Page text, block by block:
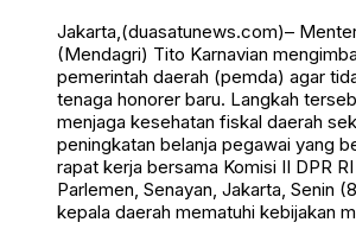
Jakarta,(duasatunews.com)–
(Mendagri) Tito Karnavian
pemerintah daerah (pemda) agar
tenaga honorer baru. Langkah
menjaga kesehatan fiskal daerah
peningkatan belanja pegawai yang
rapat kerja bersama Komisi II DPR
Parlemen, Senayan, Jakarta, Senin
kepala daerah mematuhi kebijakan